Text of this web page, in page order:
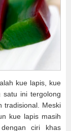
kue lapis, kue
satu ini tergolong
tradisional. Meski
kue lapis masih
ciri khas